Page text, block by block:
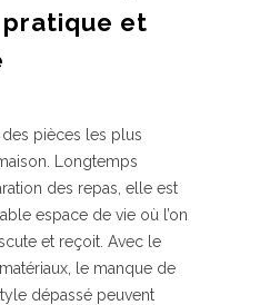
pratique et
des pièces les plus
Longtemps
des repas, elle est
espace de vie où l’on
et reçoit. Avec le
le manque de
dépassé peuvent